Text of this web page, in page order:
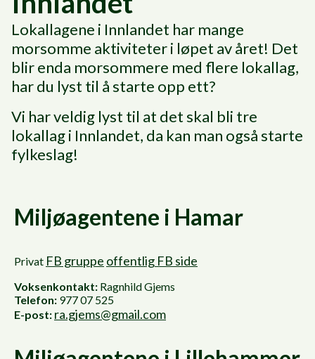
Lokallagene i Innlandet har mange
morsomme aktiviteter i løpet av året! Det
blir enda morsommere med flere lokallag,
har du lyst til å starte opp ett?
Vi har veldig lyst til at det skal bli tre
lokallag i Innlandet, da kan man også starte
fylkeslag!
Miljøagentene i Hamar
Privat FB gruppe offentlig FB side
Voksenkontakt: Ragnhild Gjems
Telefon: 977 07 525
E-post: ra.gjems@gmail.com